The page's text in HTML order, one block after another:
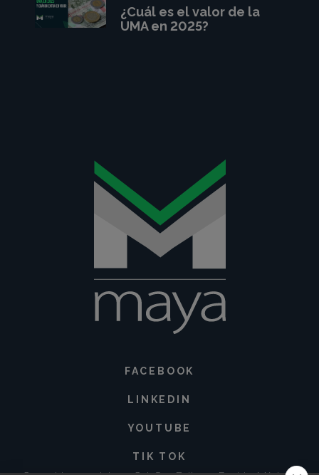
¿Cuál es el valor de la
UMA en 2025?
FACEBOOK
LINKEDIN
YOUTUBE
TIK TOK